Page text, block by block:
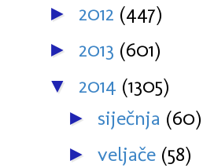
► 2012 (447)
► 2013 (601)
▼ 2014 (1305)
► siječnja (60)
► veljače (58)